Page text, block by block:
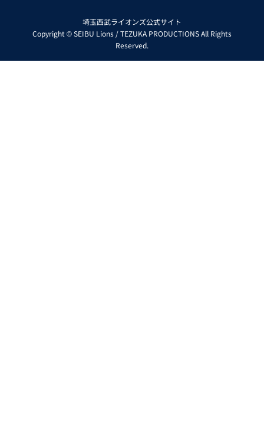
埼玉西武ライオンズ公式サイト
Copyright © SEIBU Lions / TEZUKA PRODUCTIONS All Rights
Reserved.